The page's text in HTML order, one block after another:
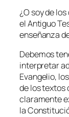
¿O soy de
el Antiguo
enseñanza
Debemos
interpretar
Evangelio,
de los textos
claramente
la